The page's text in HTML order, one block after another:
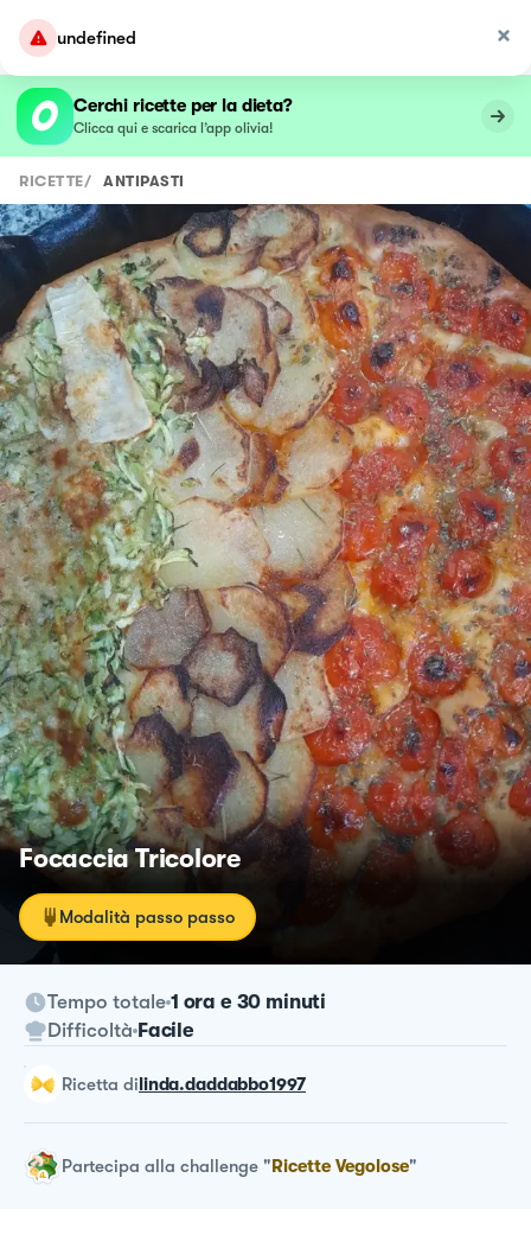
undefined
Cerchi ricette per la dieta?
Clicca qui e scarica l’app olivia!
RICETTE/ ANTIPASTI
Focaccia Tricolore
Modalità passo passo
Tempo totale 1 ora e 30 minuti
Difficoltà Facile
ricetta dilinda.daddabbo1997
Partecipa alla challenge "Ricette Vegolose"